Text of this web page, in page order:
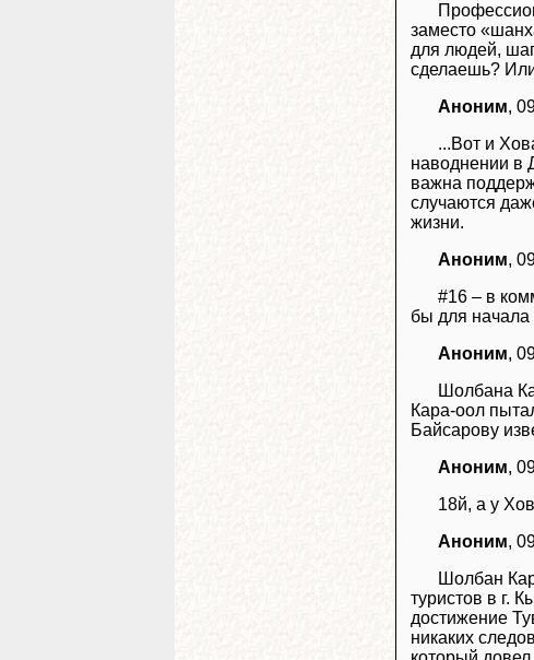
заместо
для людей,
сделаешь?
Аноним,
...Вот и
наводнении в
важна
случаются
жизни.
Аноним,
#16 – в
бы для
Аноним,
Шолбана
Кара-оол
Байсарову
Аноним,
18й, а у
Аноним,
Шолбан
туристов в г.
достижение
никаких